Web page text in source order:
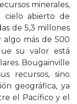
minerales,
cielo abierto de
de 5,3 millones
algo más de 500
su valor está
Bougainville
recursos, sino
geográfica, ya
el Pacífico y el